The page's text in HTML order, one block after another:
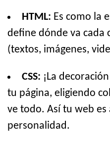
HTML: Es como la
define dónde va cada
(textos, imágenes,
CSS: ¡La
tu página, eligiendo
ve todo. Así tu web es
personalidad.